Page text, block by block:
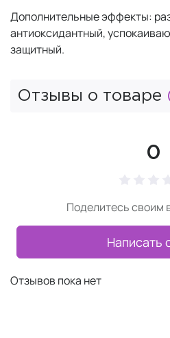
Дополнительные эффекты:
антиоксидантный,
защитный.
Отзывы о товаре
0
Поделитесь своим
Написать
Отзывов пока нет